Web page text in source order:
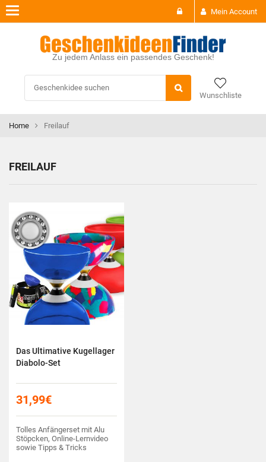
Mein Account
Zu jedem Anlass ein passendes Geschenk!
Wunschliste
Toggle
navigation
Home Freilauf
FREILAUF
Das Ultimative Kugellager
Diabolo-Set
31,99€
Tolles Anfängerset mit Alu
Stöpcken, Online-Lernvideo
sowie Tipps & Tricks